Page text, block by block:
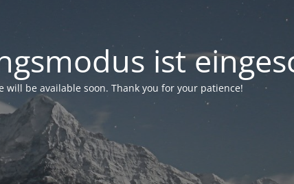
ist
will be available soon. Thank you for your patience!